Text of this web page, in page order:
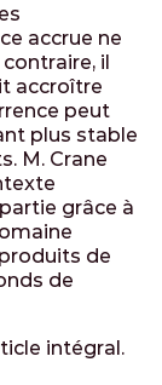
accrue ne
il
accroître
peut
plus stable
M. Crane
grâce à
de
de
intégral.